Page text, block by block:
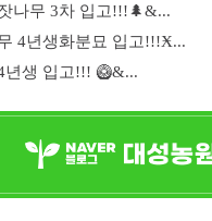
년생 입고!!! 🥝&...